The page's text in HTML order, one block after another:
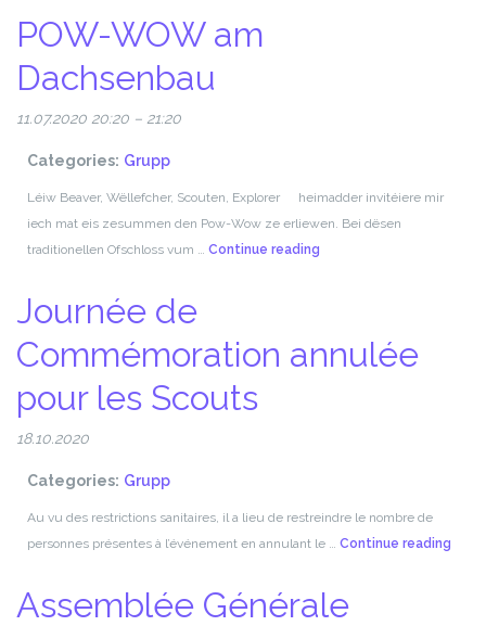
POW-WOW am
Dachsenbau
11.07.2020 20:20 – 21:20
Categories: Grupp
Léiw Beaver, Wëllefcher, Scouten, Explorer heimadder invitéiere mir
iech mat eis zesummen den Pow-Wow ze erliewen. Bei dësen
traditionellen Ofschloss vum … Continue reading
Journée de
Commémoration annulée
pour les Scouts
18.10.2020
Categories: Grupp
Au vu des restrictions sanitaires, il a lieu de restreindre le nombre de
personnes présentes à l’événement en annulant le … Continue reading
Assemblée Générale